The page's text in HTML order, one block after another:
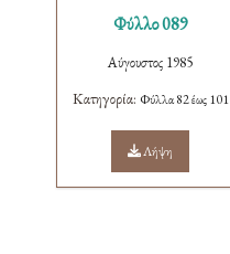
Φύλλο 089
Αύγουστος 1985
Κατηγορία: Φύλλα 82 έως 101
Λήψη